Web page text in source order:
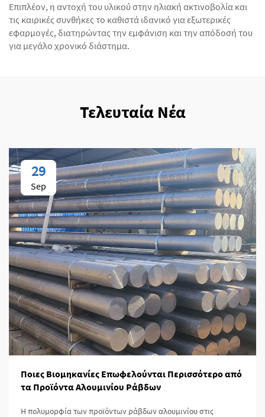
Επιπλέον, η αντοχή του υλικού στην ηλιακή ακτινοβολία και
τις καιρικές συνθήκες το καθιστά ιδανικό για εξωτερικές
εφαρμογές, διατηρώντας την εμφάνιση και την απόδοσή του
για μεγάλο χρονικό διάστημα.
Τελευταία Νέα
29
Sep
Ποιες Βιομηκανίες Επωφελούνται Περισσότερο από
τα Προϊόντα Αλουμινίου Ράβδων
Η πολυμορφία των προϊόντων ράβδων αλουμινίου στις